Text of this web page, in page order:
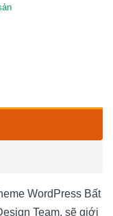
WordPress Bất
Team, sẽ giới